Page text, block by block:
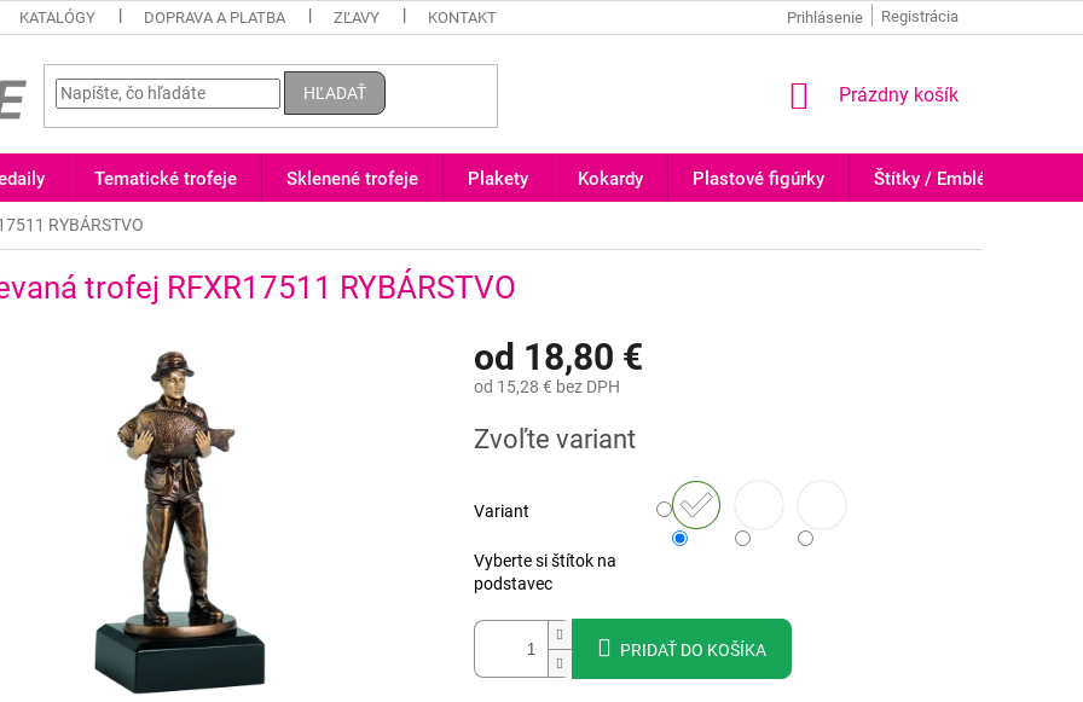
KATALÓGY DOPRAVA A PLATBA ZĽAVY KONTAKT Registrácia
Prihlásenie
HĽADAŤ
NÁKUPNÝ
Prázdny košík
Tematické trofeje Sklenené trofeje Plakety Kokardy Plastové figúrky Štítky / Emblémy
RYBÁRSTVO
trofej RFXR17511 RYBÁRSTVO
od 18,80 €
od 15,28 € bez DPH
cena:
Zvoľte variant
Variant
Vyberte si štítok na
podstavec
PRIDAŤ DO KOŠÍKA